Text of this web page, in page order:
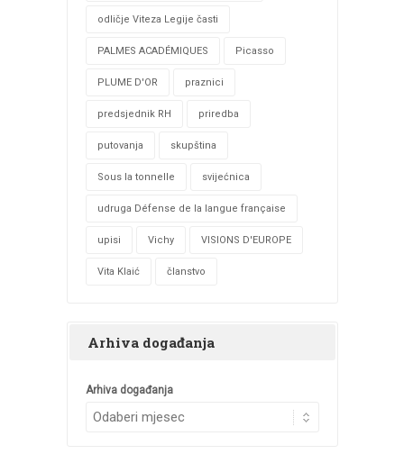
odličje Viteza Legije časti
PALMES ACADÉMIQUES Picasso
PLUME D'OR praznici
predsjednik RH priredba
putovanja skupština
Sous la tonnelle svijećnica
udruga Défense de la langue française
upisi Vichy VISIONS D'EUROPE
Vita Klaić članstvo
Arhiva događanja
Arhiva događanja